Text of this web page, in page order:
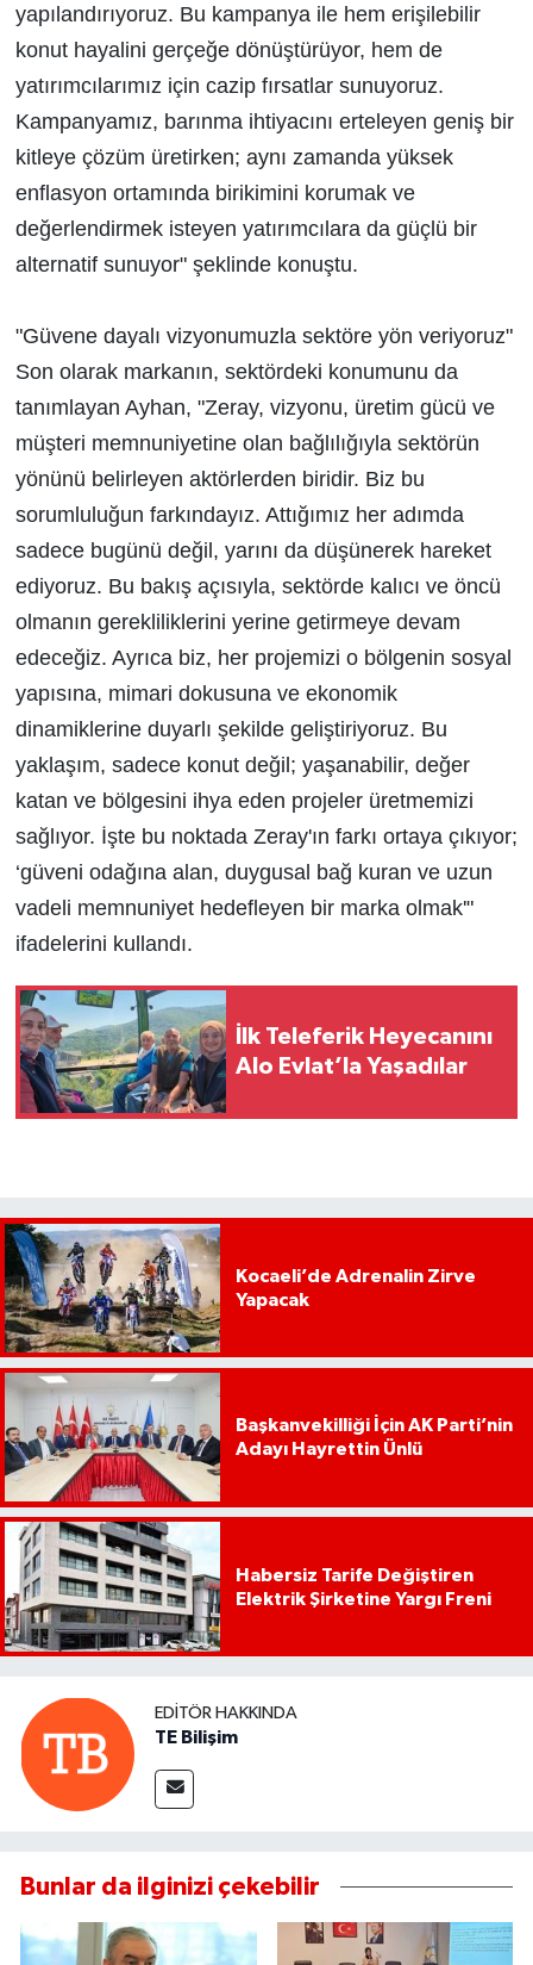
yapılandırıyoruz. Bu kampanya ile hem erişilebilir
konut hayalini gerçeğe dönüştürüyor, hem de
yatırımcılarımız için cazip fırsatlar sunuyoruz.
Kampanyamız, barınma ihtiyacını erteleyen geniş bir
kitleye çözüm üretirken; aynı zamanda yüksek
enflasyon ortamında birikimini korumak ve
değerlendirmek isteyen yatırımcılara da güçlü bir
alternatif sunuyor" şeklinde konuştu.
"Güvene dayalı vizyonumuzla sektöre yön veriyoruz"
Son olarak markanın, sektördeki konumunu da
tanımlayan Ayhan, "Zeray, vizyonu, üretim gücü ve
müşteri memnuniyetine olan bağlılığıyla sektörün
yönünü belirleyen aktörlerden biridir. Biz bu
sorumluluğun farkındayız. Attığımız her adımda
sadece bugünü değil, yarını da düşünerek hareket
ediyoruz. Bu bakış açısıyla, sektörde kalıcı ve öncü
olmanın gerekliliklerini yerine getirmeye devam
edeceğiz. Ayrıca biz, her projemizi o bölgenin sosyal
yapısına, mimari dokusuna ve ekonomik
dinamiklerine duyarlı şekilde geliştiriyoruz. Bu
yaklaşım, sadece konut değil; yaşanabilir, değer
katan ve bölgesini ihya eden projeler üretmemizi
sağlıyor. İşte bu noktada Zeray'ın farkı ortaya çıkıyor;
‘güveni odağına alan, duygusal bağ kuran ve uzun
vadeli memnuniyet hedefleyen bir marka olmak'"
ifadelerini kullandı.
İlk Teleferik Heyecanını
Alo Evlat’la Yaşadılar
Kocaeli’de Adrenalin Zirve
Yapacak
Başkanvekilliği İçin AK Parti’nin
Adayı Hayrettin Ünlü
Habersiz Tarife Değiştiren
Elektrik Şirketine Yargı Freni
EDITÖR HAKKINDA
TE Bilişim
Bunlar da ilginizi çekebilir